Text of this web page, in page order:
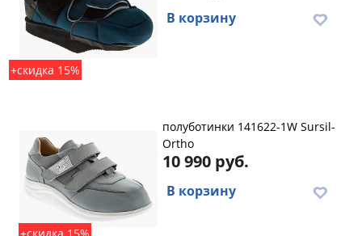
+скидка 15%
В корзину
полуботинки 141622-1W Sursil-
Ortho
10 990 руб.
В корзину